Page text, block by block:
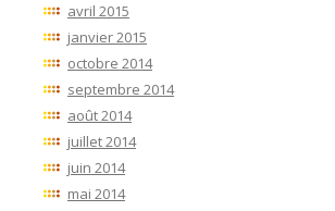
avril 2015
janvier 2015
octobre 2014
septembre 2014
août 2014
juillet 2014
juin 2014
mai 2014